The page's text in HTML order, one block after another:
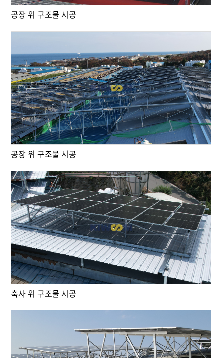
공장 위 구조물 시공
공장 위 구조물 시공
축사 위 구조물 시공